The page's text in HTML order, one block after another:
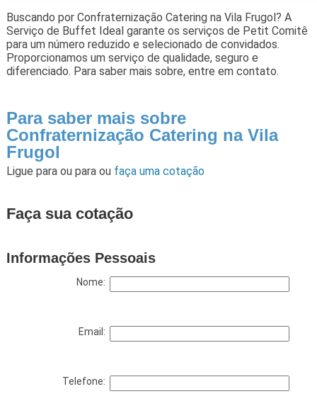
Buscando por Confraternização Catering na Vila Frugol? A
Serviço de Buffet Ideal garante os serviços de Petit Comitê
para um número reduzido e selecionado de convidados.
Proporcionamos um serviço de qualidade, seguro e
diferenciado. Para saber mais sobre, entre em contato.
Para saber mais sobre
Confraternização Catering na Vila
Frugol
Ligue para ou para ou faça uma cotação
Faça sua cotação
Informações Pessoais
Nome:
Email:
Telefone: